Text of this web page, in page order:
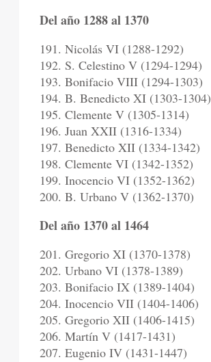
Del año 1288 al 1370
191. Nicolás VI (1288-1292)
192. S. Celestino V (1294-1294)
193. Bonifacio VIII (1294-1303)
194. B. Benedicto XI (1303-1304)
195. Clemente V (1305-1314)
196. Juan XXII (1316-1334)
197. Benedicto XII (1334-1342)
198. Clemente VI (1342-1352)
199. Inocencio VI (1352-1362)
200. B. Urbano V (1362-1370)
Del año 1370 al 1464
201. Gregorio XI (1370-1378)
202. Urbano VI (1378-1389)
203. Bonifacio IX (1389-1404)
204. Inocencio VII (1404-1406)
205. Gregorio XII (1406-1415)
206. Martín V (1417-1431)
207. Eugenio IV (1431-1447)